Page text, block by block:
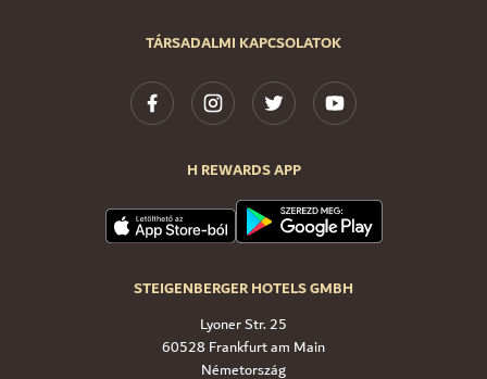
TÁRSADALMI KAPCSOLATOK
H REWARDS APP
STEIGENBERGER HOTELS GMBH
Lyoner Str. 25
60528 Frankfurt am Main
Németország